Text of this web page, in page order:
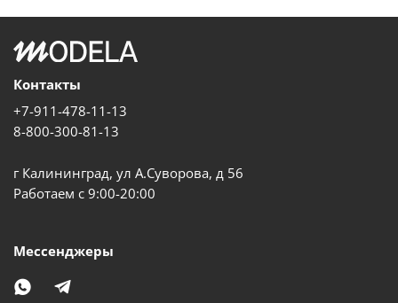
Контакты
+7-911-478-11-13
8-800-300-81-13
г Калининград, ул А.Суворова, д 56
Работаем с 9:00-20:00
Мессенджеры